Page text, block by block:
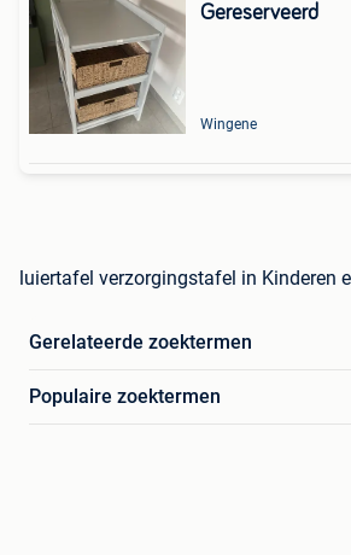
Gereserveerd
Wingene
luiertafel verzorgingstafel in Kinderen
Gerelateerde zoektermen
Populaire zoektermen